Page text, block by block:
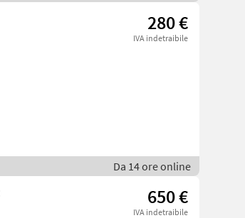
280 €
IVA indetraibile
Da 14 ore online
650 €
IVA indetraibile